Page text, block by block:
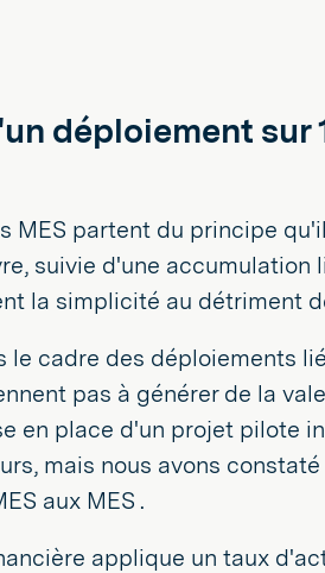
déploiement sur
MES partent du principe
suivie d'une accumulation
la simplicité au détriment
le cadre des déploiements
pas à générer de la
en place d'un projet pilote
mais nous avons
aux MES .
applique un taux